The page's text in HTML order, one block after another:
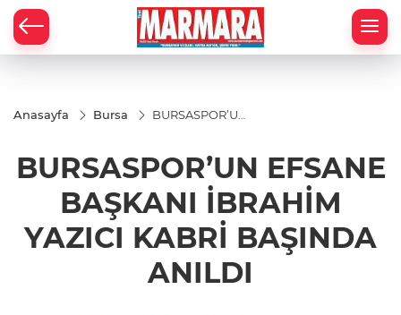
Anasayfa Bursa
BURSASPOR’UN
İBRAHİM YAZICI
KABRİ BAŞINDA
BURSASPOR’UN EFSANE
BAŞKANI İBRAHİM
YAZICI KABRİ BAŞINDA
ANILDI